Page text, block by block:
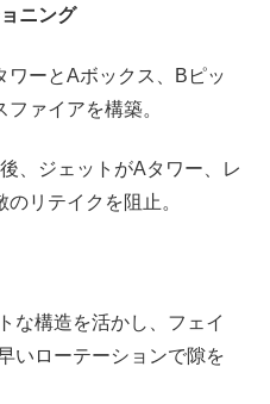
ニング
ワーとAボックス、Bピッ
ファイアを構築。
、ジェットがAタワー、レ
リテイクを阻止。
な構造を活かし、フェイ
いローテーションで隙を